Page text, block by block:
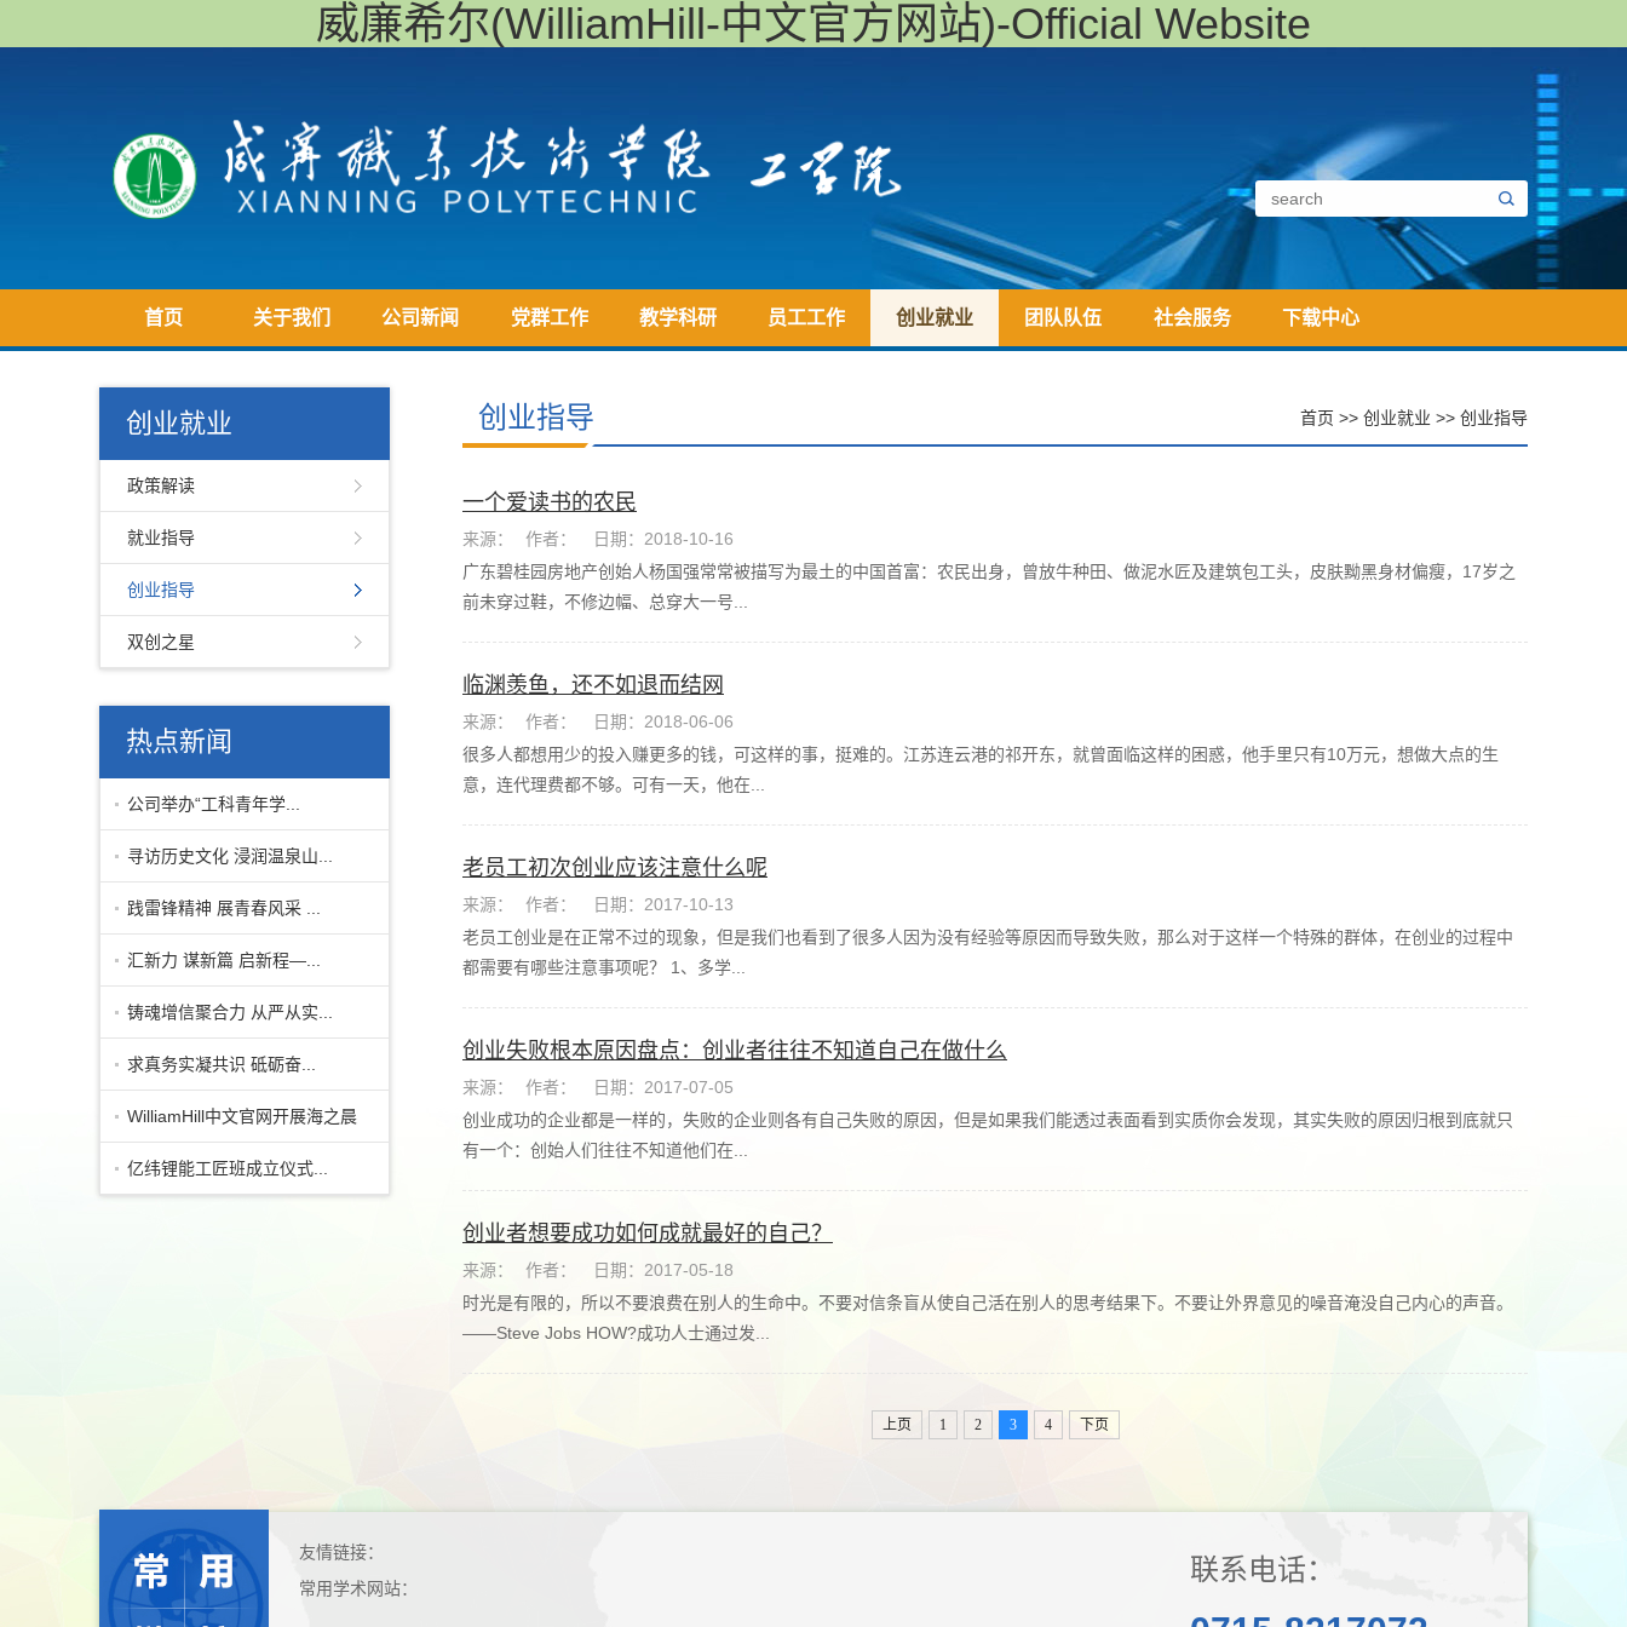
威廉希尔(WilliamHill-中文官方网站)-Official Website
首页 关于我们 公司新闻 党群工作 教学科研 员工工作 创业就业 团队队伍 社会服务 下载中心
创业就业
政策解读
就业指导
创业指导
双创之星
热点新闻
公司举办“工科青年学...
寻访历史文化 浸润温泉山...
践雷锋精神 展青春风采 ...
汇新力 谋新篇 启新程—...
铸魂增信聚合力 从严从实...
求真务实凝共识 砥砺奋...
WilliamHill中文官网开展海之晨
订单班...
亿纬锂能工匠班成立仪式...
创业指导 首页 >> 创业就业 >> 创业指导
一个爱读书的农民
来源： 作者：
日期：2018-10-16
广东碧桂园房地产创始人杨国强常常被描写为最土的中国首富：农民出身，曾放牛种田、做泥水匠及建筑包工头，皮肤黝黑身材偏瘦，17岁之
前未穿过鞋，不修边幅、总穿大一号...
临渊羡鱼，还不如退而结网
来源： 作者：
日期：2018-06-06
很多人都想用少的投入赚更多的钱，可这样的事，挺难的。江苏连云港的祁开东，就曾面临这样的困惑，他手里只有10万元，想做大点的生
意，连代理费都不够。可有一天，他在...
老员工初次创业应该注意什么呢
来源： 作者：
日期：2017-10-13
老员工创业是在正常不过的现象，但是我们也看到了很多人因为没有经验等原因而导致失败，那么对于这样一个特殊的群体，在创业的过程中
都需要有哪些注意事项呢？ 1、多学...
创业失败根本原因盘点：创业者往往不知道自己在做什么
来源： 作者：
日期：2017-07-05
创业成功的企业都是一样的，失败的企业则各有自己失败的原因，但是如果我们能透过表面看到实质你会发现，其实失败的原因归根到底就只
有一个：创始人们往往不知道他们在...
创业者想要成功如何成就最好的自己？
来源： 作者：
日期：2017-05-18
时光是有限的，所以不要浪费在别人的生命中。不要对信条盲从使自己活在别人的思考结果下。不要让外界意见的噪音淹没自己内心的声音。
――Steve Jobs HOW?成功人士通过发...
上页 1 2 3 4 下页
友情链接：
常用学术网站：
联系电话：